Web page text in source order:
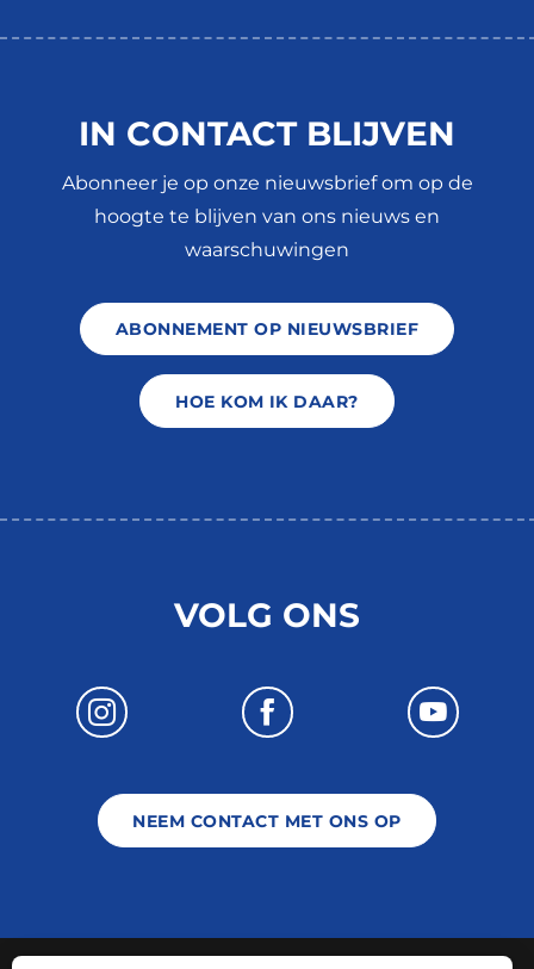
IN CONTACT BLIJVEN
Abonneer je op onze nieuwsbrief om op de
hoogte te blijven van ons nieuws en
waarschuwingen
ABONNEMENT OP NIEUWSBRIEF
HOE KOM IK DAAR?
VOLG ONS
NEEM CONTACT MET ONS OP
- -